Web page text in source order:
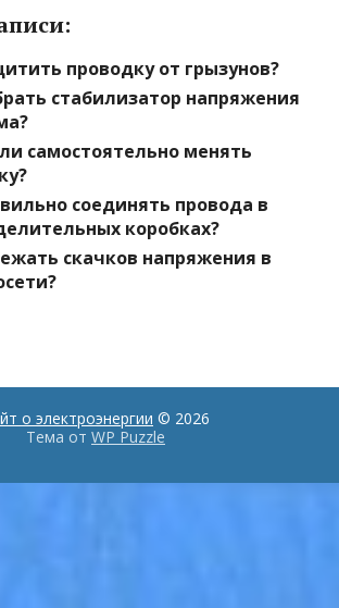
проводку от грызунов?
стабилизатор напряжения
самостоятельно менять
соединять провода в
коробках?
скачков напряжения в
о электроэнергии © 2026
Тема от WP Puzzle